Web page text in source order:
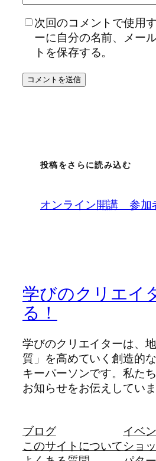
次回のコメントで使用
ーに自分の名前、メー
トを保存する。
投稿をさらに読み込む
オンライン開講 参加
学びのクリエイ
る！
学びのクリエイターは、
質」を高めていく創造的
キーパーソンです。私た
お知らせをお伝えしてい
ブログ
このサイトについて
イベ
ショ